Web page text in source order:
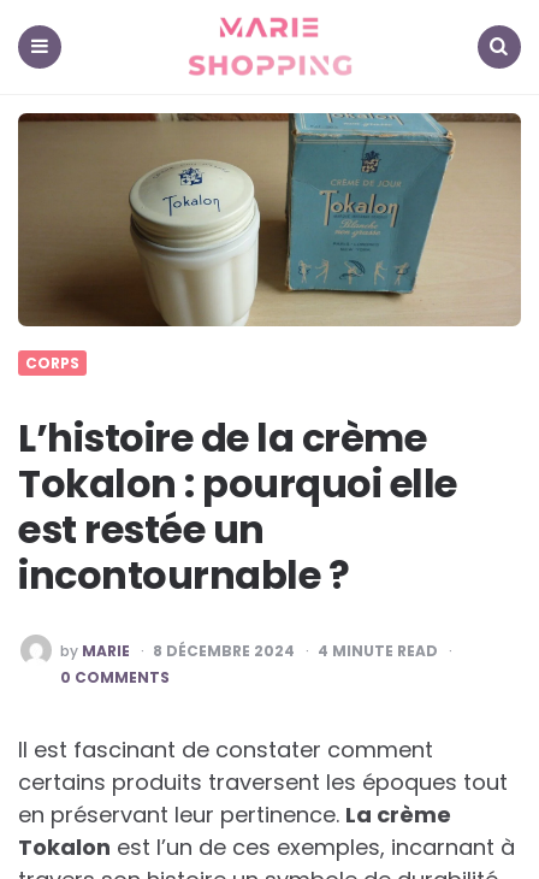
astuces
pour
CORPS
L’histoire de la crème
Tokalon : pourquoi elle
est restée un
incontournable ?
POSTED
BY
by MARIE 8 DÉCEMBRE 2024 4 MINUTE READ
0 COMMENTS
Il est fascinant de constater comment
certains produits traversent les époques tout
en préservant leur pertinence. La crème
Tokalon est l’un de ces exemples, incarnant à